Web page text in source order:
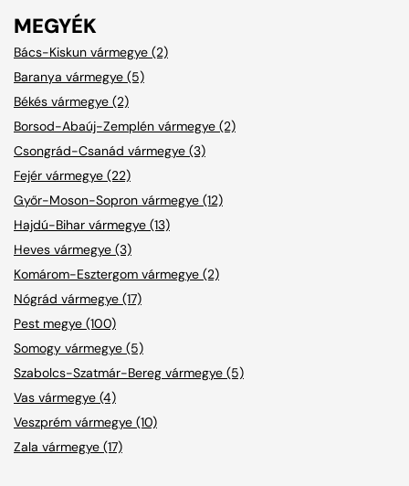
MEGYÉK
Bács-Kiskun vármegye (2)
Baranya vármegye (5)
Békés vármegye (2)
Borsod-Abaúj-Zemplén vármegye (2)
Csongrád-Csanád vármegye (3)
Fejér vármegye (22)
Győr-Moson-Sopron vármegye (12)
Hajdú-Bihar vármegye (13)
Heves vármegye (3)
Komárom-Esztergom vármegye (2)
Nógrád vármegye (17)
Pest megye (100)
Somogy vármegye (5)
Szabolcs-Szatmár-Bereg vármegye (5)
Vas vármegye (4)
Veszprém vármegye (10)
Zala vármegye (17)